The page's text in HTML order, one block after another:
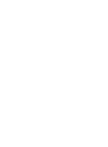
låtar,
hur de